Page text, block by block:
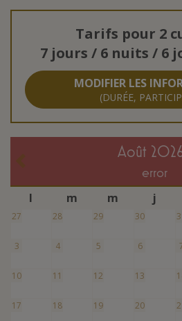
Tarifs pour 2
7 jours / 6 nuits / 6
MODIFIER LES
(DURÉE,
août
error
l m m j
27 28 29 30
3 4 5 6
10 11 12 13
17 18 19 20